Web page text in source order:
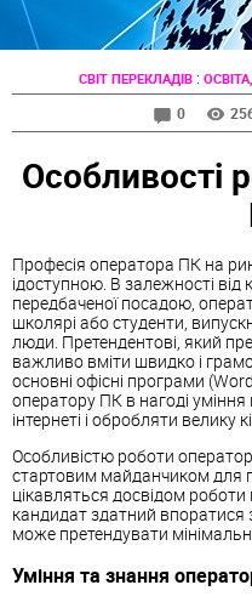
СВІТ ПЕРЕКЛАДІВ:
0
Особливості
Професія оператора ПК на
ідоступною. В залежності від
передбаченої посадою,
школярі або студенти,
люди. Претендентові, який
важливо вміти швидко і
основні офісні програми
оператору ПК в нагоді
інтернеті і обробляти велику
Особливістю роботи
стартовим майданчиком для
цікавляться досвідом
кандидат здатний впоратися
може претендувати
Уміння та знання